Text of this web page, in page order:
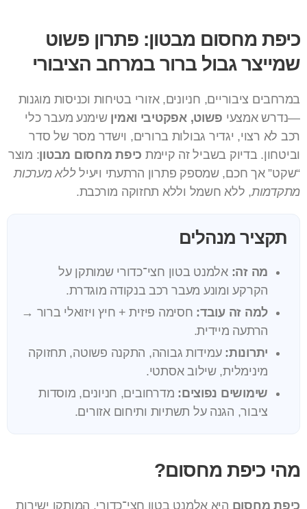
כיפת מחסום מבטון: פתרון פשוט
שמייצר גבול ברור במרחב הציבורי
במרחבים ציבוריים, חניונים, אזורי בטיחות וכניסות מוגנות
—נדרש אמצעי פשוט, אפקטיבי ואמין שימנע מעבר כלי
רכב לא רצוי, יגדיר גבולות ברורים, וישדר מסר של סדר
וביטחון. בדיוק בשביל זה קיימת כיפת מחסום מבטון: מוצר
“שקט” אך חכם, שמספק פתרון הרתעתי ויעילללא מערכות
מתקדמות, ללא חשמל וללא תחזוקה מורכבת.
תקציר מנהלים
מה זה: אלמנט בטון חצי־כדורי שמותקן על
הקרקע ומונע מעבר רכב בנקודה מוגדרת.
למה זה עובד: חסימה פיזית + חיץ ויזואלי ברור →
הרתעה מיידית.
יתרונות: עמידות גבוהה, התקנה פשוטה, תחזוקה
מינימלית, שילוב אסתטי.
שימושים נפוצים: מדרחובים, חניונים, מוסדות
ציבור, הגנה על תשתיות ותיחום אזורים.
מהי כיפת מחסום?
כיפת מחסום היא אלמנט בטון חצי־כדורי, המותקן ישירות